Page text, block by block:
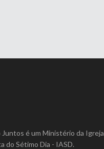
é um Ministério da Igreja
do Sétimo Dia - IASD.